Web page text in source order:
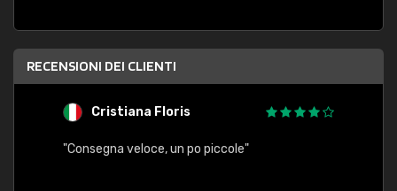
RECENSIONI DEI CLIENTI
Cristiana Floris
"Consegna veloce, un po piccole"